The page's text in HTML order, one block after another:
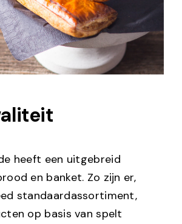
heeft een uitgebreid
en banket. Zo zijn er,
standaardassortiment,
op basis van spelt